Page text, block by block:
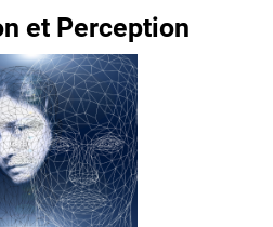
et Perception